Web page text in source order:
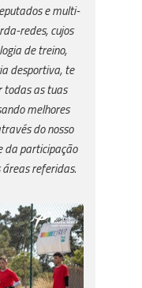
e multi-
redes, cujos
de treino,
desportiva, te
as tuas
melhores
do nosso
da participação
referidas.